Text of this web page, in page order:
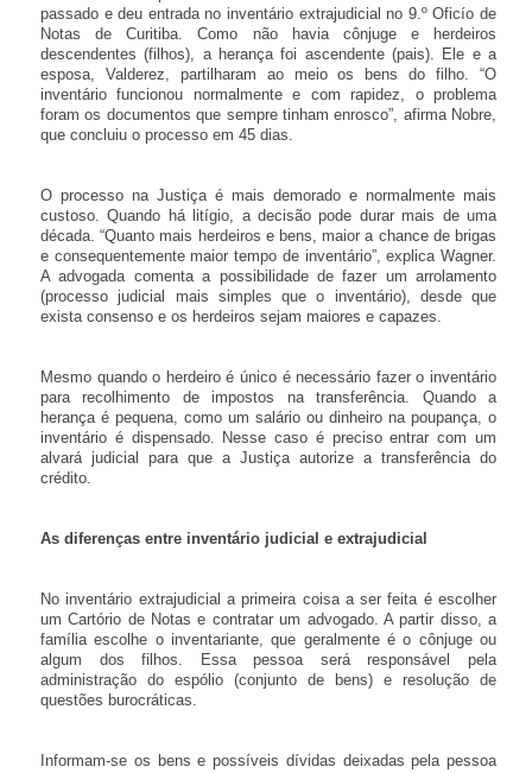
passado e deu entrada no inventário extrajudicial no 9.º Oficío de
Notas de Curitiba. Como não havia cônjuge e herdeiros
descendentes (filhos), a herança foi ascendente (pais). Ele e a
esposa, Valderez, partilharam ao meio os bens do filho. “O
inventário funcionou normalmente e com rapidez, o problema
foram os documentos que sempre tinham enrosco”, afirma Nobre,
que concluiu o processo em 45 dias.
O processo na Justiça é mais demorado e normalmente mais
custoso. Quando há litígio, a decisão pode durar mais de uma
década. “Quanto mais herdeiros e bens, maior a chance de brigas
e consequentemente maior tempo de inventário”, explica Wagner.
A advogada comenta a possibilidade de fazer um arrolamento
(processo judicial mais simples que o inventário), desde que
exista consenso e os herdeiros sejam maiores e capazes.
Mesmo quando o herdeiro é único é necessário fazer o inventário
para recolhimento de impostos na transferência. Quando a
herança é pequena, como um salário ou dinheiro na poupança, o
inventário é dispensado. Nesse caso é preciso entrar com um
alvará judicial para que a Justiça autorize a transferência do
crédito.
As diferenças entre inventário judicial e extrajudicial
No inventário extrajudicial a primeira coisa a ser feita é escolher
um Cartório de Notas e contratar um advogado. A partir disso, a
família escolhe o inventariante, que geralmente é o cônjuge ou
algum dos filhos. Essa pessoa será responsável pela
administração do espólio (conjunto de bens) e resolução de
questões burocráticas.
Informam-se os bens e possíveis dívidas deixadas pela pessoa